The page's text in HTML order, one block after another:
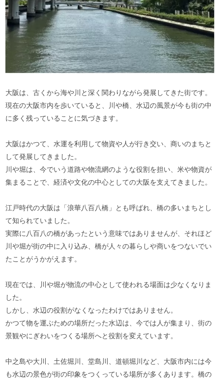
大阪は、古くから海や川と深く関わりながら発展してきた街です。
現在の大阪市内を歩いていると、川や橋、水辺の風景が今も街の中
に多く残っていることに気づきます。
大阪はかつて、水運を利用して物資や人が行き交い、商いのまちと
して発展してきました。
川や堀は、今でいう道路や物流網のような役割を担い、米や物資が
集まることで、経済や文化の中心としての大阪を支えてきました。
江戸時代の大阪は「浪華八百八橋」とも呼ばれ、橋の多いまちとし
て知られていました。
実際に八百八の橋があったという意味ではありませんが、それほど
川や堀が街の中に入り込み、橋が人々の暮らしや商いをつないでい
たことがうかがえます。
現在では、川や堀が物流の中心として使われる場面は少なくなりま
した。
しかし、水辺の役割がなくなったわけではありません。
かつて物を運ぶための場所だった水辺は、今では人が集まり、街の
景観やにぎわいをつくる場所へと役割を変えています。
中之島や大川、土佐堀川、堂島川、道頓堀川など、大阪市内には今
も水辺の景色が街の印象をつくっている場所が多くあります。橋の